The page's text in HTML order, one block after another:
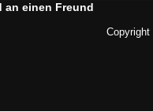
an einen Freund